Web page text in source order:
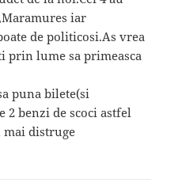
iar
de politicosi.As vrea
prin lume sa primeasca
puna bilete(si
benzi de scoci astfel
mai distruge